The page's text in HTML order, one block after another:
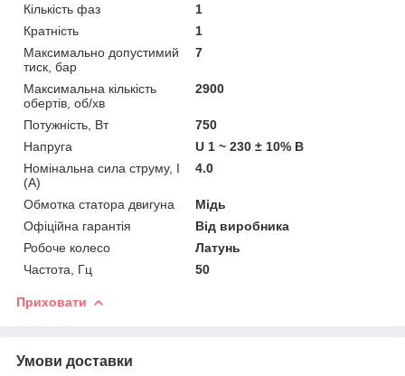
Кількість фаз
1
Кратність
1
Максимально допустимий
тиск, бар
7
Максимальна кількість
обертів, об/хв
2900
Потужність, Вт
750
Напруга
U 1 ~ 230 ± 10% В
Номінальна сила струму, I
(А)
4.0
Обмотка статора двигуна
Мідь
Офіційна гарантія
Від виробника
Робоче колесо
Латунь
Частота, Гц
50
Приховати
Умови доставки